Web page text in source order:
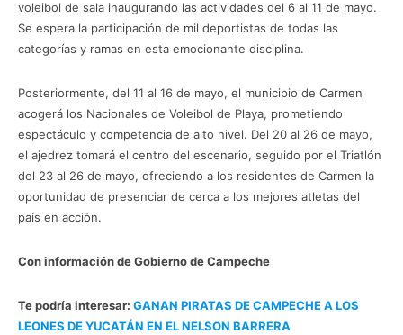
voleibol de sala inaugurando las actividades del 6 al 11 de mayo.
Se espera la participación de mil deportistas de todas las
categorías y ramas en esta emocionante disciplina.
Posteriormente, del 11 al 16 de mayo, el municipio de Carmen
acogerá los Nacionales de Voleibol de Playa, prometiendo
espectáculo y competencia de alto nivel. Del 20 al 26 de mayo,
el ajedrez tomará el centro del escenario, seguido por el Triatlón
del 23 al 26 de mayo, ofreciendo a los residentes de Carmen la
oportunidad de presenciar de cerca a los mejores atletas del
país en acción.
Con información de Gobierno de Campeche
Te podría interesar: GANAN PIRATAS DE CAMPECHE A LOS
LEONES DE YUCATÁN EN EL NELSON BARRERA